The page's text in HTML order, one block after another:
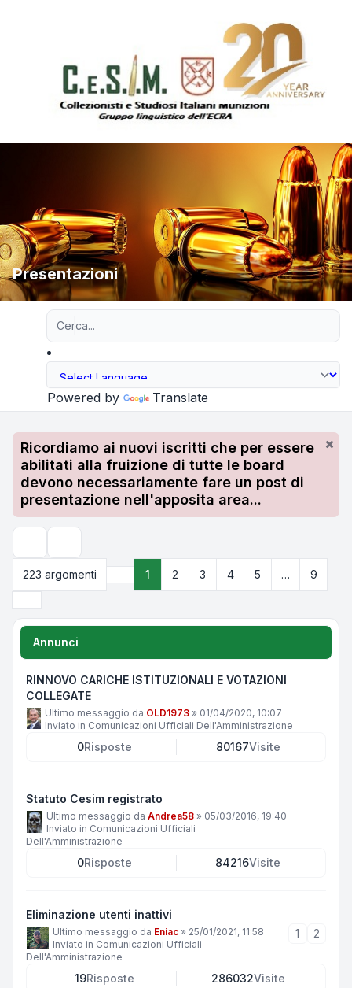
Presentazioni
Powered by Translate
Ricordiamo ai nuovi iscritti che per essere
abilitati alla fruizione di tutte le board
devono necessariamente fare un post di
presentazione nell'apposita area...
223 argomenti
Pagina di9
1 2 3 4 5 …
9
Annunci
RINNOVO CARICHE ISTITUZIONALI E VOTAZIONI
COLLEGATE
Ultimo messaggio da OLD1973 » 01/04/2020, 10:07
Inviato in Comunicazioni Ufficiali Dell'Amministrazione
0Risposte 80167Visite
Statuto Cesim registrato
Ultimo messaggio da Andrea58 » 05/03/2016, 19:40
Inviato in Comunicazioni Ufficiali
Dell'Amministrazione
0Risposte 84216Visite
Eliminazione utenti inattivi
Ultimo messaggio da Eniac » 25/01/2021, 11:58
Inviato in Comunicazioni Ufficiali
Dell'Amministrazione
1 2
19Risposte 286032Visite